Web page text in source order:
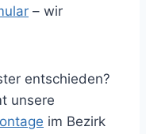
– wir
entschieden?
unsere
im Bezirk